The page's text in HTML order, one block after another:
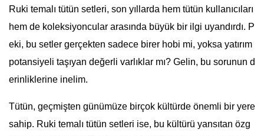
Ruki temalı tütün setleri, son yıllarda hem tütün kullanıcıları
hem de koleksiyoncular arasında büyük bir ilgi uyandırdı. P
eki, bu setler gerçekten sadece birer hobi mi, yoksa yatırım
potansiyeli taşıyan değerli varlıklar mı? Gelin, bu sorunun d
erinliklerine inelim.
Tütün, geçmişten günümüze birçok kültürde önemli bir yere
sahip. Ruki temalı tütün setleri ise, bu kültürü yansıtan özg